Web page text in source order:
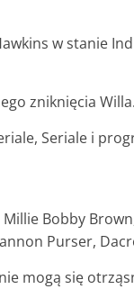
w stanie
zniknięcia
Seriale i
Bobby
Purser,
mogą się